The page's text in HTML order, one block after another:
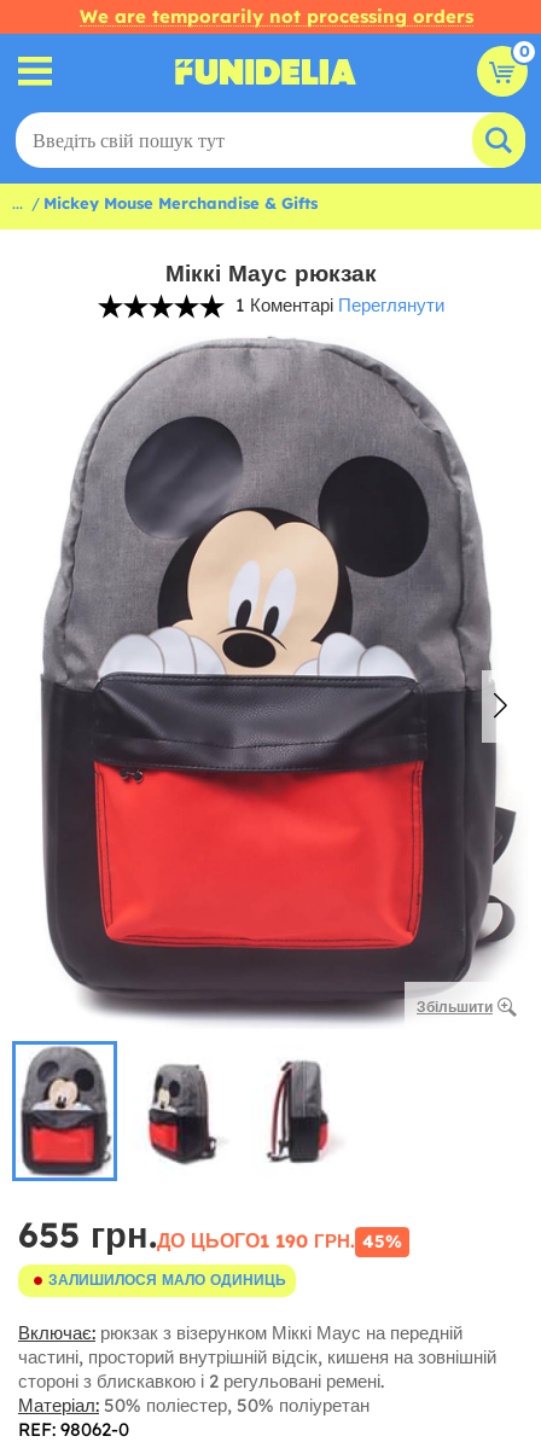
We are temporarily not processing orders
0
... Mickey Mouse Merchandise & Gifts
Міккі Маус рюкзак
1 Коментарі Переглянути
Збільшити
655 грн.ДО ЦЬОГО1 190 ГРН. 45%
ЗАЛИШИЛОСЯ МАЛО ОДИНИЦЬ
Включає: рюкзак з візерунком Міккі Маус на передній
частині, просторий внутрішній відсік, кишеня на зовнішній
стороні з блискавкою і 2 регульовані ремені.
Матеріал: 50% поліестер, 50% поліуретан
REF: 98062-0